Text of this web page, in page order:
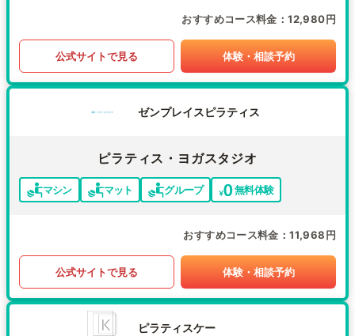
おすすめコース料金 12,980円
公式サイトで見る 体験・相談予約
ゼンプレイスピラティス
ピラティス・ヨガスタジオ
マシン マット グループ 無料体験
おすすめコース料金 11,968円
公式サイトで見る 体験・相談予約
ピラティスケー